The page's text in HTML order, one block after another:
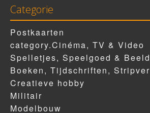
Categorie
Postkaarten
category.Cinéma, TV & Video
Spelletjes, Speelgoed &
Boeken, Tijdschriften,
Creatieve hobby
Militair
Modelbouw